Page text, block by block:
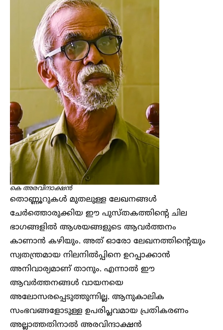
കെ അരവിന്ദാക്ഷൻ
തൊണ്ണൂറുകൾ മുതലുള്ള ലേഖനങ്ങൾ
ചേർത്തൊരുക്കിയ ഈ പുസ്തകത്തിന്റെ ചില
ഭാഗങ്ങളിൽ ആശയങ്ങളുടെ ആവർത്തനം
കാണാൻ കഴിയും. അത് ഓരോ ലേഖനത്തിന്റെയും
സ്വതന്ത്രമായ നിലനിൽപ്പിനെ ഉറപ്പാക്കാൻ
അനിവാര്യമാണ് താനും. എന്നാൽ ഈ
ആവർത്തനങ്ങൾ വായനയെ
അലോസരപ്പെടുത്തുന്നില്ല. ആനുകാലിക
സംഭവങ്ങളോടുള്ള ഉപരിപ്ലവമായ പ്രതികരണം
അല്ലാത്തതിനാൽ അരവിന്ദാക്ഷൻ